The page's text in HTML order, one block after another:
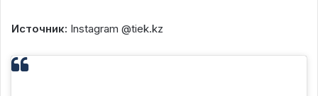
Источник: Instagram @tiek.kz